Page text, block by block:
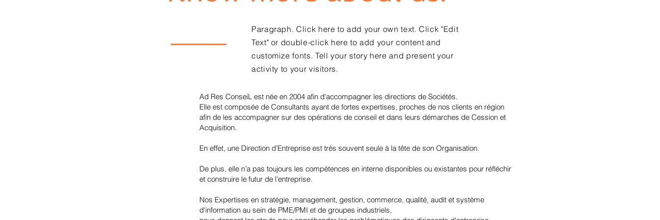
Paragraph. Click here to add your own text. Click "Edit
Text" or double-click here to add your content and
customize fonts. Tell your story here and present your
activity to your visitors.
Ad Res ConseiL est née en 2004 afin d'accompagner les directions de Sociétés.
Elle est composée de Consultants ayant de fortes expertises, proches de nos clients en région
afin de les accompagner sur des opérations de conseil et dans leurs démarches de Cession et
Acquisition.
En effet, une Direction d’Entreprise est très souvent seule à la tête de son Organisation.
De plus, elle n’a pas toujours les compétences en interne disponibles ou existantes pour réfléchir
et construire le futur de l’entreprise.
Nos Expertises en stratégie, management, gestion, commerce, qualité, audit et système
d'information au sein de PME/PMI et de groupes industriels,